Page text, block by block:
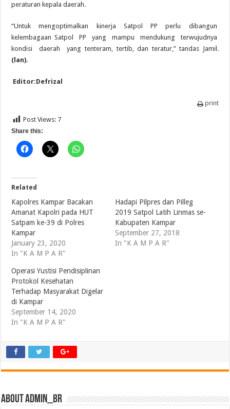
peraturan kepala daerah.
“Untuk mengoptimalkan kinerja Satpol PP perlu dibangun
kelembagaan Satpol PP yang mampu mendukung terwujudnya
kondisi daerah yang tenteram, tertib, dan teratur,” tandas Jamil.
(lan).
Editor:Defrizal
print
Post Views: 7
Share this:
Related
Kapolres Kampar Bacakan
Amanat Kapolri pada HUT
Satpam ke-39 di Polres
Kampar
January 23, 2020
In "K A M P A R"
Hadapi Pilpres dan Pilleg
2019 Satpol Latih Linmas se-
Kabupaten Kampar
September 27, 2018
In "K A M P A R"
Operasi Yustisi Pendisiplinan
Protokol Kesehatan
Terhadap Masyarakat Digelar
di Kampar
September 14, 2020
In "K A M P A R"
About admin_br